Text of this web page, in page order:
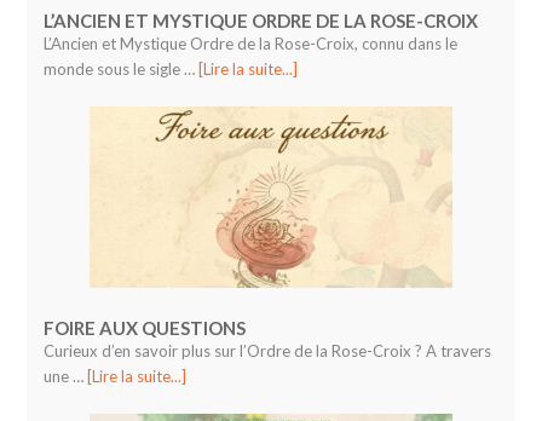
L’ANCIEN ET MYSTIQUE ORDRE DE LA ROSE-CROIX
L’Ancien et Mystique Ordre de la Rose-Croix, connu dans le
monde sous le sigle … [Lire la suite...]
FOIRE AUX QUESTIONS
Curieux d’en savoir plus sur l’Ordre de la Rose-Croix ? A travers
une … [Lire la suite...]